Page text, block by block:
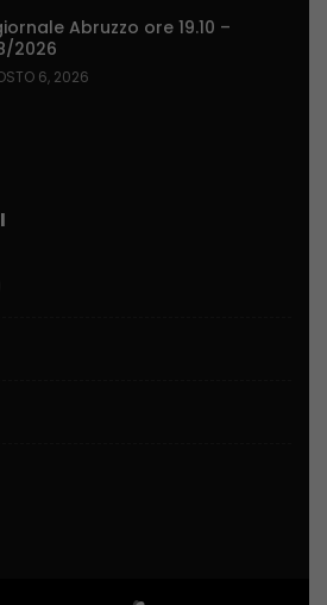
Abruzzo ore 19.10 –
2026
6, 2026